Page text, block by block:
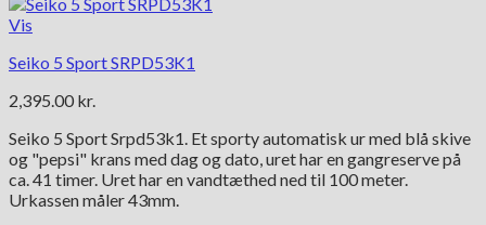
Vis
Seiko 5 Sport SRPD53K1
2,395.00 kr.
Seiko 5 Sport Srpd53k1. Et sporty automatisk ur med blå skive
og "pepsi" krans med dag og dato, uret har en gangreserve på
ca. 41 timer. Uret har en vandtæthed ned til 100 meter.
Urkassen måler 43mm.